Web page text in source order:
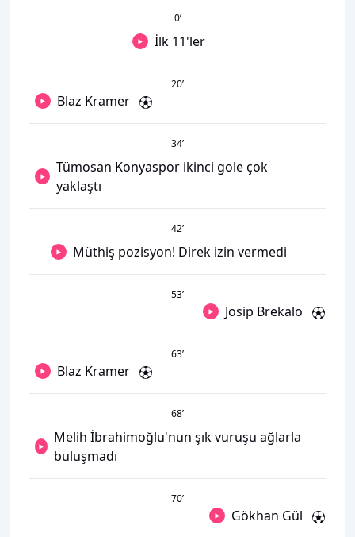
0’
İlk 11'ler
20’
Blaz Kramer
34’
Tümosan Konyaspor ikinci gole çok
yaklaştı
42’
Müthiş pozisyon! Direk izin vermedi
53’
Josip Brekalo
63’
Blaz Kramer
68’
Melih İbrahimoğlu'nun şık vuruşu ağlarla
buluşmadı
70’
Gökhan Gül